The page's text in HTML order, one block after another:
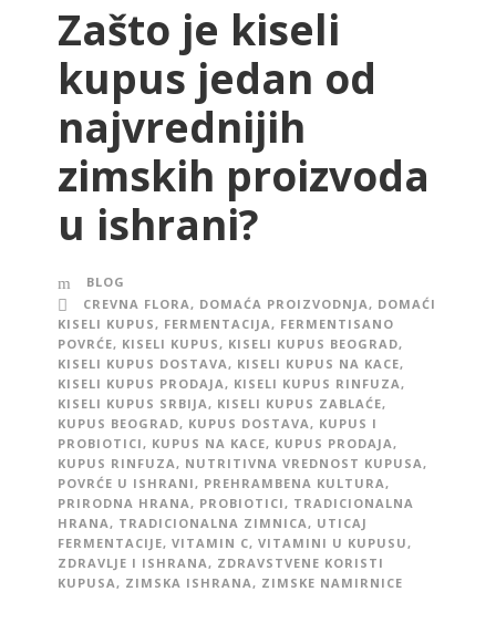
Zašto je kiseli
kupus jedan od
najvrednijih
zimskih proizvoda
u ishrani?
BLOG
CREVNA FLORA, DOMAĆA PROIZVODNJA, DOMAĆI
KISELI KUPUS, FERMENTACIJA, FERMENTISANO
POVRĆE, KISELI KUPUS, KISELI KUPUS BEOGRAD,
KISELI KUPUS DOSTAVA, KISELI KUPUS NA KACE,
KISELI KUPUS PRODAJA, KISELI KUPUS RINFUZA,
KISELI KUPUS SRBIJA, KISELI KUPUS ZABLAĆE,
KUPUS BEOGRAD, KUPUS DOSTAVA, KUPUS I
PROBIOTICI, KUPUS NA KACE, KUPUS PRODAJA,
KUPUS RINFUZA, NUTRITIVNA VREDNOST KUPUSA,
POVRĆE U ISHRANI, PREHRAMBENA KULTURA,
PRIRODNA HRANA, PROBIOTICI, TRADICIONALNA
HRANA, TRADICIONALNA ZIMNICA, UTICAJ
FERMENTACIJE, VITAMIN C, VITAMINI U KUPUSU,
ZDRAVLJE I ISHRANA, ZDRAVSTVENE KORISTI
KUPUSA, ZIMSKA ISHRANA, ZIMSKE NAMIRNICE